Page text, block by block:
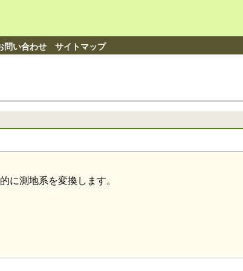
問い合わせ サイトマップ
に測地系を変換します。